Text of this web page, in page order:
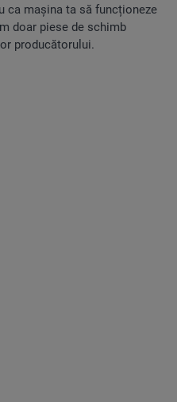
ca mașina ta să funcționeze
doar piese de schimb
producătorului.